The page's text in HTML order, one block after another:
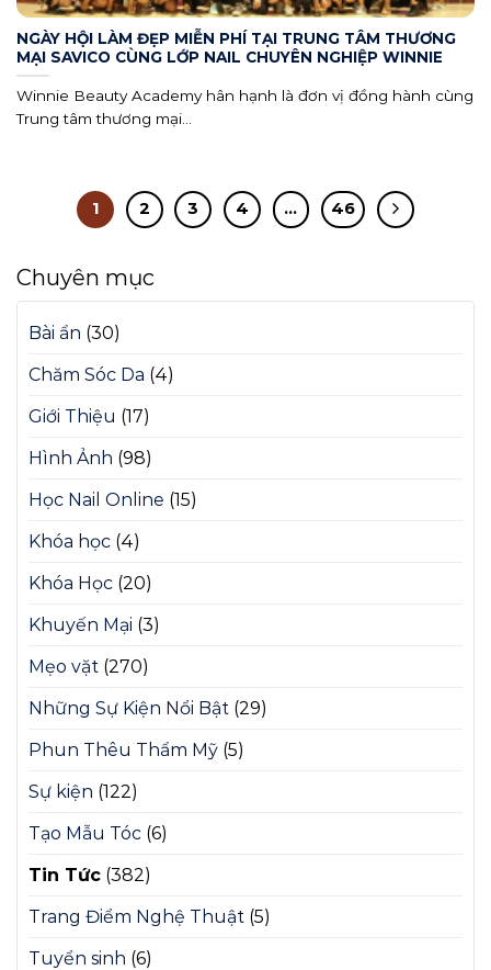
NGÀY HỘI LÀM ĐẸP MIỄN PHÍ TẠI TRUNG TÂM THƯƠNG
MẠI SAVICO CÙNG LỚP NAIL CHUYÊN NGHIỆP WINNIE
Winnie Beauty Academy hân hạnh là đơn vị đồng hành cùng
Trung tâm thương mại...
1 2 3 4 … 46
Chuyên mục
Bài ẩn (30)
Chăm Sóc Da (4)
Giới Thiệu (17)
Hình Ảnh (98)
Học Nail Online (15)
Khóa học (4)
Khóa Học (20)
Khuyến Mại (3)
Mẹo vặt (270)
Những Sự Kiện Nổi Bật (29)
Phun Thêu Thẩm Mỹ (5)
Sự kiện (122)
Tạo Mẫu Tóc (6)
Tin Tức (382)
Trang Điểm Nghệ Thuật (5)
Tuyển sinh (6)